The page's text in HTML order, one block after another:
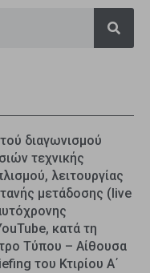
διαγωνισμού
τεχνικής
λειτουργίας
μετάδοσης (live
κατά τη
Τύπου – Αίθουσα
του Κτιρίου Α΄